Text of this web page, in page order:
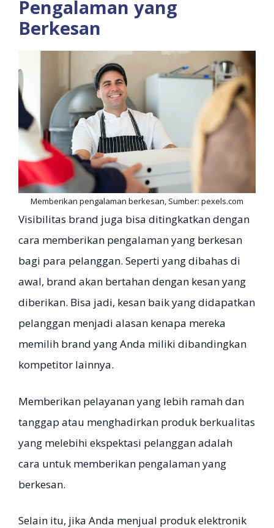
Pengalaman yang
Berkesan
Memberikan pengalaman berkesan, Sumber: pexels.com
Visibilitas brand juga bisa ditingkatkan dengan
cara memberikan pengalaman yang berkesan
bagi para pelanggan. Seperti yang dibahas di
awal, brand akan bertahan dengan kesan yang
diberikan. Bisa jadi, kesan baik yang didapatkan
pelanggan menjadi alasan kenapa mereka
memilih brand yang Anda miliki dibandingkan
kompetitor lainnya.
Memberikan pelayanan yang lebih ramah dan
tanggap atau menghadirkan produk berkualitas
yang melebihi ekspektasi pelanggan adalah
cara untuk memberikan pengalaman yang
berkesan.
Selain itu, jika Anda menjual produk elektronik